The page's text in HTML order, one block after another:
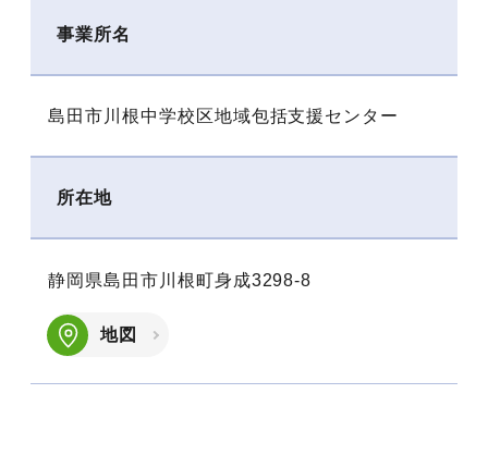
事業所名
島田市川根中学校区地域包括支援センター
所在地
静岡県島田市川根町身成3298-8
地図